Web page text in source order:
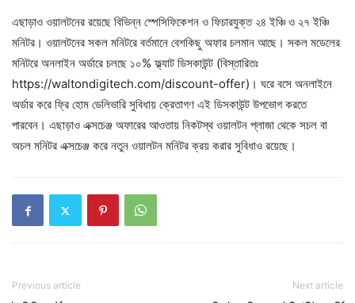
এছাড়াও ওয়ালটনের রয়েছে বিভিন্ন স্পেসিফিকেশন ও ফিচারযুক্ত ২৪ ইঞ্চি ও ২৭ ইঞ্চি
মনিটর। ওয়ালটনের সকল মনিটরে বর্তমানে বেশকিছু অফার চলমান আছে। সকল মডেলের
মনিটরে অনলাইন অর্ডারে চলছে ১০% ফ্ল্যাট ডিসকাউন্ট (বিস্তারিতঃ
https://waltondigitech.com/discount-offer)। ঘরে বসে অনলাইনে
অর্ডার করে ফ্রি হোম ডেলিভারি সুবিধায় ক্রেতাগণ এই ডিসকাউন্ট উপভোগ করতে
পারবেন। এছাড়াও এক্সচেঞ্জ অফারের আওতায় নিকটস্থ ওয়ালটন প্লাজা থেকে সচল বা
অচল মনিটর এক্সচেঞ্জ করে নতুন ওয়ালটন মনিটর ক্রয় করার সুবিধাও রয়েছে।
Previous article Next article